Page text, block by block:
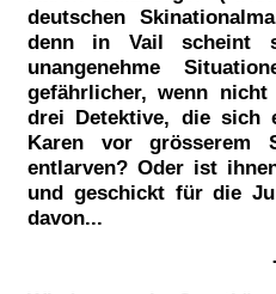
deutschen
denn in Vail scheint
unangenehme
gefährlicher, wenn
drei Detektive, die sich
Karen vor grösserem
entlarven? Oder ist
und geschickt für die
davon...